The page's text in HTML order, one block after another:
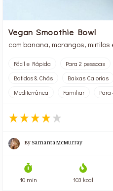
Vegan Smoothie Bowl
com banana, morangos,
Fácil e Rápida Para 2 pessoas
Batidos & Chás
Baixas Calorias
Mediterrânea
Familiar
BySamanta McMurray
10 min 103 kcal